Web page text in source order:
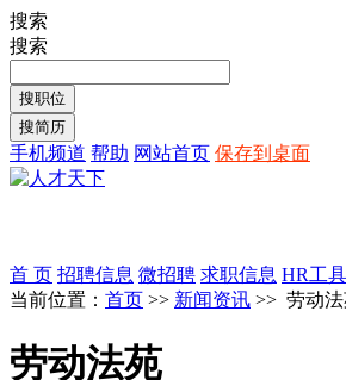
搜索
搜索
手机频道 帮助 网站首页 保存到桌面
首 页 招聘信息 微招聘 求职信息 HR工
当前位置： 首页 >> 新闻资讯 >> 劳动
劳动法苑